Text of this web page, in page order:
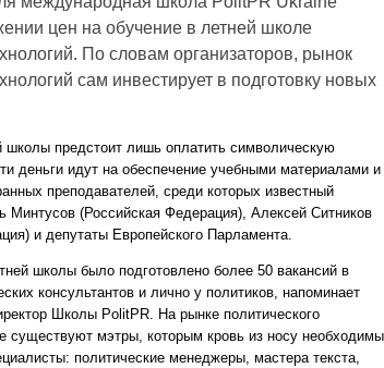
цен на обучение в летней школе
По словам организаторов, рынок
сам инвестирует в подготовку новых
предстоит лишь оплатить символическую
деньги идут на обеспечение учебными материалами и
преподавателей, среди которых известный
Минтусов (Российская Федерация), Алексей Ситников
и депутаты Европейского Парламента.
школы было подготовлено более 50 вакансий в
консультантов и лично у политиков, напоминает
Школы PolitPR. На рынке политического
существуют мэтры, которым кровь из носу необходимы
политические менеджеры, мастера текста,